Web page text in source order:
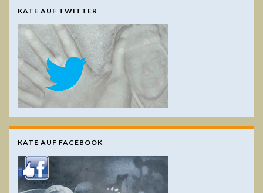
KATE AUF TWITTER
KATE AUF FACEBOOK